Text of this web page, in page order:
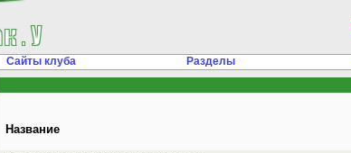
Сайты клуба Разделы
Название